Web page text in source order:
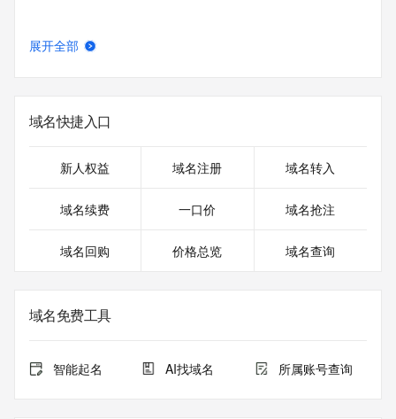
展开全部
域名快捷入口
新人权益 域名注册 域名转入
域名续费 一口价 域名抢注
域名回购 价格总览 域名查询
域名免费工具
智能起名 AI找域名 所属账号查询